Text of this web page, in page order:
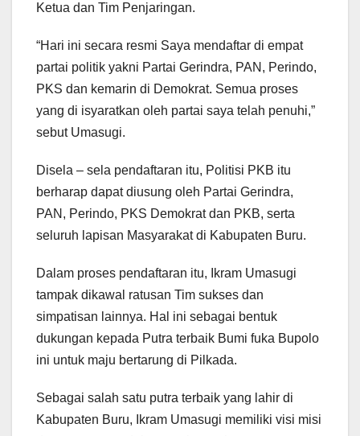
Ketua dan Tim Penjaringan.
“Hari ini secara resmi Saya mendaftar di empat
partai politik yakni Partai Gerindra, PAN, Perindo,
PKS dan kemarin di Demokrat. Semua proses
yang di isyaratkan oleh partai saya telah penuhi,”
sebut Umasugi.
Disela – sela pendaftaran itu, Politisi PKB itu
berharap dapat diusung oleh Partai Gerindra,
PAN, Perindo, PKS Demokrat dan PKB, serta
seluruh lapisan Masyarakat di Kabupaten Buru.
Dalam proses pendaftaran itu, Ikram Umasugi
tampak dikawal ratusan Tim sukses dan
simpatisan lainnya. Hal ini sebagai bentuk
dukungan kepada Putra terbaik Bumi fuka Bupolo
ini untuk maju bertarung di Pilkada.
Sebagai salah satu putra terbaik yang lahir di
Kabupaten Buru, Ikram Umasugi memiliki visi misi